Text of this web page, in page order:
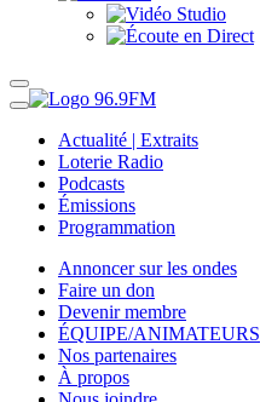
Actualité | Extraits
Loterie Radio
Podcasts
Émissions
Programmation
Annoncer sur les ondes
Faire un don
Devenir membre
ÉQUIPE/ANIMATEURS
Nos partenaires
À propos